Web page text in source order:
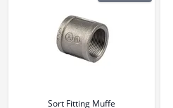
Sort Fitting Muffe